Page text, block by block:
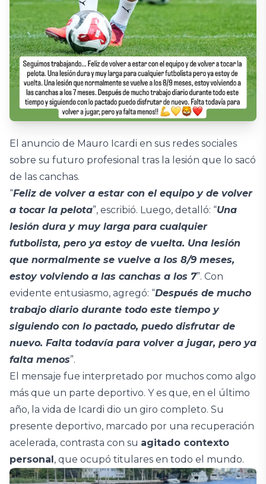
El anuncio de Mauro Icardi en sus redes sociales
sobre su futuro profesional tras la lesión que lo sacó
de las canchas.
“Feliz de volver a estar con el equipo y de volver
a tocar la pelota”, escribió. Luego, detalló: “Una
lesión dura y muy larga para cualquier
futbolista, pero ya estoy de vuelta. Una lesión
que normalmente se vuelve a los 8/9 meses,
estoy volviendo a las canchas a los 7”. Con
evidente entusiasmo, agregó: “Después de mucho
trabajo diario durante todo este tiempo y
siguiendo con lo pactado, puedo disfrutar de
nuevo. Falta todavía para volver a jugar, pero ya
falta menos”.
El mensaje fue interpretado por muchos como algo
más que un parte deportivo. Y es que, en el último
año, la vida de Icardi dio un giro completo. Su
presente deportivo, marcado por una recuperación
acelerada, contrasta con su agitado contexto
personal , que ocupó titulares en todo el mundo.